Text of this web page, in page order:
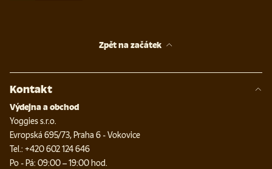
Zpět na začátek
Kontakt
Výdejna a obchod
Yoggies s.r.o.
Evropská 695/73, Praha 6 - Vokovice
Tel.: +420 602 124 646
Po - Pá: 09:00 – 19:00 hod.